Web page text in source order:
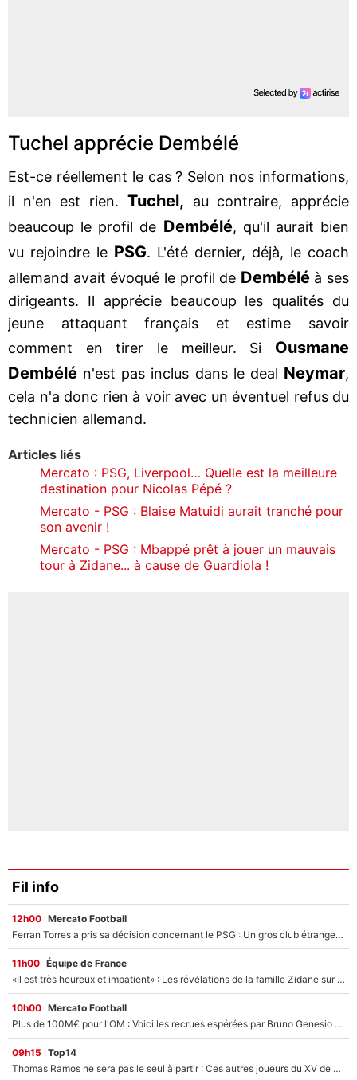
Tuchel apprécie Dembélé
Est-ce réellement le cas ? Selon nos informations,
il n'en est rien. Tuchel, au contraire, apprécie
beaucoup le profil de Dembélé, qu'il aurait bien
vu rejoindre le PSG. L'été dernier, déjà, le coach
allemand avait évoqué le profil de Dembéléà ses
dirigeants. Il apprécie beaucoup les qualités du
jeune attaquant français et estime savoir
comment en tirer le meilleur. Si Ousmane
Dembélé n'est pas inclus dans le deal Neymar,
cela n'a donc rien à voir avec un éventuel refus du
technicien allemand.
Articles liés
Mercato : PSG, Liverpool… Quelle est la meilleure
destination pour Nicolas Pépé ?
Mercato - PSG : Blaise Matuidi aurait tranché pour
son avenir !
Mercato - PSG : Mbappé prêt à jouer un mauvais
tour à Zidane... à cause de Guardiola !
Fil info
12h00 Mercato Football
Ferran Torres a pris sa décision concernant le PSG : Un gros club étranger prêt à relancer le feuilleton pour la signature du champion du monde 2026 !
11h00 Équipe de France
«Il est très heureux et impatient» : Les révélations de la famille Zidane sur sa prise de pouvoir en équipe de France !
10h00 Mercato Football
Plus de 100M€ pour l'OM : Voici les recrues espérées par Bruno Genesio et Grégory Lorenzi après l’opération dégraissage
09h15 Top14
Thomas Ramos ne sera pas le seul à partir : Ces autres joueurs du XV de France pourraient aussi quitter le Stade Toulousain, un club de Top 14 est déjà sur les rangs